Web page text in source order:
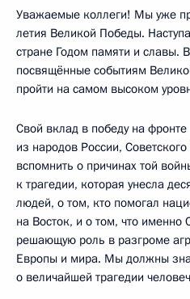
Уважаемые коллеги! Мы уже
летия Великой Победы.
стране Годом памяти и славы.
посвящённые событиям
пройти на самом высоком
Свой вклад в победу на
из народов России,
вспомнить о причинах той
к трагедии, которая унесла
людей, о том, кто помогал
на Восток, и о том, что именно
решающую роль в разгроме
Европы и мира. Мы должны
о величайшей трагедии